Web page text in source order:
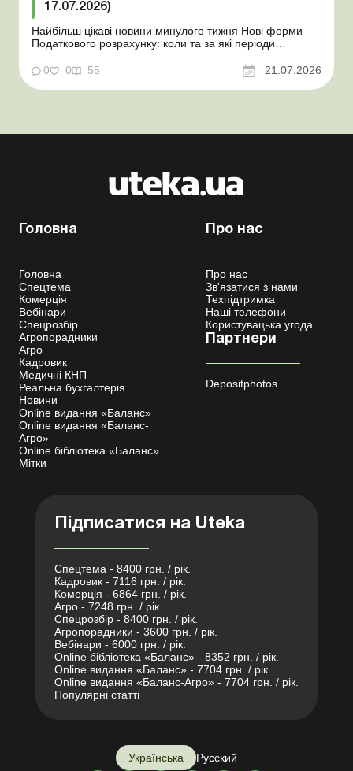
17.07.2026)
Найбільш цікаві новини минулого тижня Нові форми
Податкового розрахунку: коли та за які періоди
відстрочки від призову під час мобілізації удосконалено
Кабмін утворив Координаційний центр з організації
бронювання військовозобов’язаних Верховна ...
0 0 55 21.07.2026
Головна
Головна
Спецтема
Комерція
Вебінари
Спецрозбір
Агропорадники
Агро
Кадровик
Медичні КНП
Реальна бухгалтерія
Новини
Online видання «Баланс»
Online видання «Баланс-
Агро»
Online бібліотека «Баланс»
Мітки
Про нас
Про нас
Зв'язатися з нами
Техпідтримка
Наші телефони
Користувацька угода
Партнери
Depositphotos
Підписатися на Uteka
Спецтема - 8400 грн. / рік.
Кадровик - 7116 грн. / рік.
Комерція - 6864 грн. / рік.
Агро - 7248 грн. / рік.
Спецрозбір - 8400 грн. / рік.
Агропорадники - 3600 грн. / рік.
Вебінари - 6000 грн. / рік.
Online бібліотека «Баланс» - 8352 грн. / рік.
Online видання «Баланс» - 7704 грн. / рік.
Online видання «Баланс-Агро» - 7704 грн. / рік.
Популярні статті
Українська Русский